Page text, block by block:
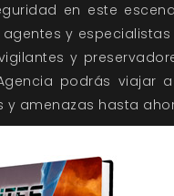
en este
y
y
podrás viajar
amenazas hasta